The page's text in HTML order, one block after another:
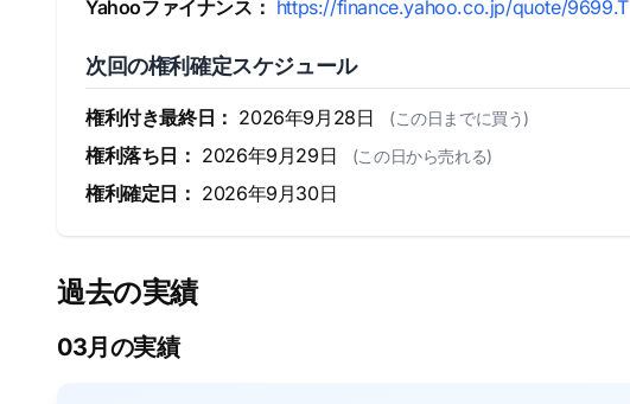
Yahooファイナンス： https://finance.yahoo.co.jp/quote/9699.T
次回の権利確定スケジュール
権利付き最終日： 2026年9月28日 (この日までに買う)
権利落ち日： 2026年9月29日 (この日から売れる)
権利確定日： 2026年9月30日
過去の実績
03月の実績